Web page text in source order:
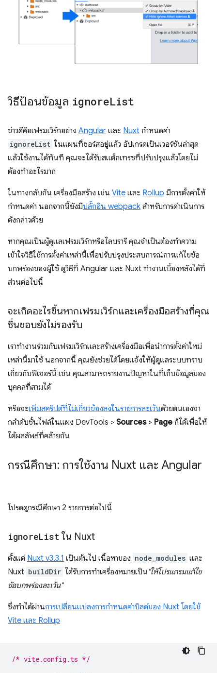
วิธีป้อนข้อมูล ignoreList
ข่าวดีคือเฟรมเวิร์กอย่าง Angular และ Nuxt กำหนดค่า
ignoreList ในแผนที่ซอร์สอยู่แล้ว อัปเกรดเป็นเวอร์ชันล่าสุด
แล้วใช้งานได้ทันที คุณจะได้รับสแต็กเทรซที่ปรับปรุงแล้วโดยไม่
ต้องทำอะไรมาก
ในทางกลับกัน เครื่องมือสร้าง เช่น Vite และ Rollup มีการตั้งค่าให้
กําหนดค่า นอกจากนี้ยังมีปลั๊กอิน webpack สำหรับการดำเนินการ
ดังกล่าวด้วย
หากคุณเป็นผู้ดูแลเฟรมเวิร์กหรือไลบรารี คุณจำเป็นต้องทำความ
เข้าใจวิธีใช้การตั้งค่าเหล่านี้เพื่อปรับปรุงประสบการณ์การแก้ไขข้อ
บกพร่องของผู้ใช้ ดูวิธีที่ Angular และ Nuxt ทํางานเบื้องหลังได้ที่
ส่วนต่อไปนี้
จะเกิดอะไรขึ้นหากเฟรมเวิร์กและเครื่องมือสร้างที่คุณ
ชื่นชอบยังไม่รองรับ
เราทำงานร่วมกับเฟรมเวิร์กและสร้างเครื่องมือเพื่อนำการตั้งค่าใหม่
เหล่านี้มาใช้ นอกจากนี้ คุณยังช่วยได้โดยแจ้งให้ผู้ดูแลระบบทราบ
เกี่ยวกับฟีเจอร์นี้ เช่น คุณสามารถรายงานปัญหาในที่เก็บข้อมูลของ
บุคคลที่สามได้
หรือจะเพิ่มสคริปต์ที่ไม่เกี่ยวข้องลงในรายการละเว้นด้วยตนเองจา
กลําดับชั้นไฟล์ในแผง DevTools > Sources> Page ก็ได้เพื่อให้
ได้ผลลัพธ์ที่คล้ายกัน
กรณีศึกษา: การใช้งาน Nuxt และ Angular
โปรดดูกรณีศึกษา 2 รายการต่อไปนี้
ignoreList ใน Nuxt
ตั้งแต่ Nuxt v3.3.1 เป็นต้นไป เนื้อหาของ node_modules และ
Nuxt buildDir ได้รับการทําเครื่องหมายเป็น "ให้โปรแกรมแก้ไข
ข้อบกพร่องละเว้น"
ซึ่งทำได้ผ่านการเปลี่ยนแปลงการกำหนดค่าบิลด์ของ Nuxt โดยใช้
Vite และ Rollup
/* vite.config.ts */